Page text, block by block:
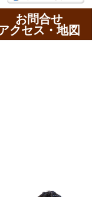
お問合せ
クセス・地図